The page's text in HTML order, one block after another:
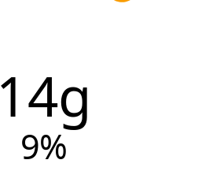
14g
9%